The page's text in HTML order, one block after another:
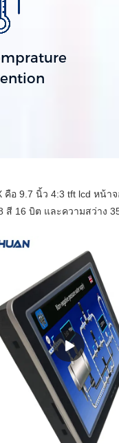
คือ 9.7 นิ้ว 4:3 tft lcd หน้
สี 16 บิต และความสว่าง